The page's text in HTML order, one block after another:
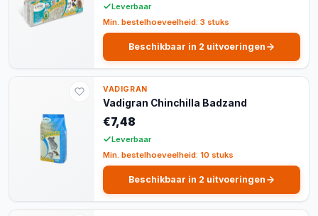
Leverbaar
Min. bestelhoeveelheid: 3 stuks
Beschikbaar in 2 uitvoeringen
VADIGRAN
Vadigran Chinchilla Badzand
€7,48
Leverbaar
Min. bestelhoeveelheid: 10 stuks
Beschikbaar in 2 uitvoeringen